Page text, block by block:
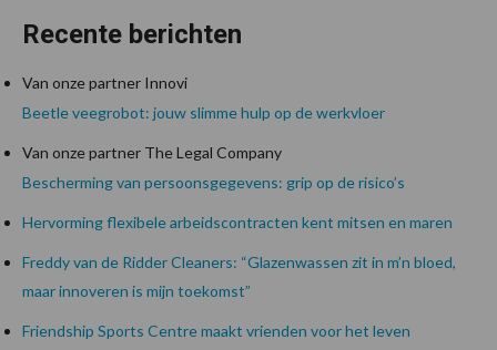
Recente berichten
Van onze partner Innovi
Beetle veegrobot: jouw slimme hulp op de werkvloer
Van onze partner The Legal Company
Bescherming van persoonsgegevens: grip op de risico’s
Hervorming flexibele arbeidscontracten kent mitsen en maren
Freddy van de Ridder Cleaners: “Glazenwassen zit in m’n bloed,
maar innoveren is mijn toekomst”
Friendship Sports Centre maakt vrienden voor het leven